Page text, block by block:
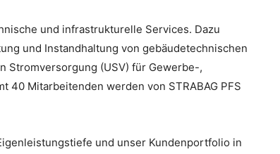
und infrastrukturelle Services. Dazu
und Instandhaltung von gebäudetechnischen
Stromversorgung (USV) für Gewerbe-,
40 Mitarbeitenden werden von STRABAG PFS
und unser Kundenportfolio in